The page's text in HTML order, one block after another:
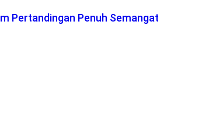
Pertandingan Penuh Semangat